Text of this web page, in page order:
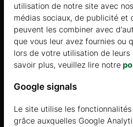
GELSO (44mm) 6x5m, 30
Prix à partir de
10950 €
utilisation de notre site avec
médias sociaux, de publicité et
peuvent les combiner avec
que vous leur avez fournies ou
lors de votre utilisation de leurs
savoir plus, veuillez lire notre
Google signals
Le site utilise les
grâce auxquelles Google